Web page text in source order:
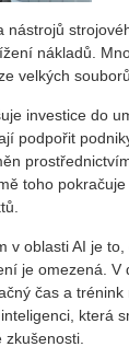
ná­stro­jů
ná­kla­dů.
vel­kých
in­ves­ti­ce do
pod­po­řit
toho
v ob­las­ti AI je
je ome­ze­ná.
čas a tré­nink
která